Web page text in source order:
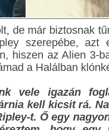
de már biztosnak
szerepébe, azt
hiszen az Alien 3-
a Halálban
vele igazán
kell kicsit rá.
t. Ő egy